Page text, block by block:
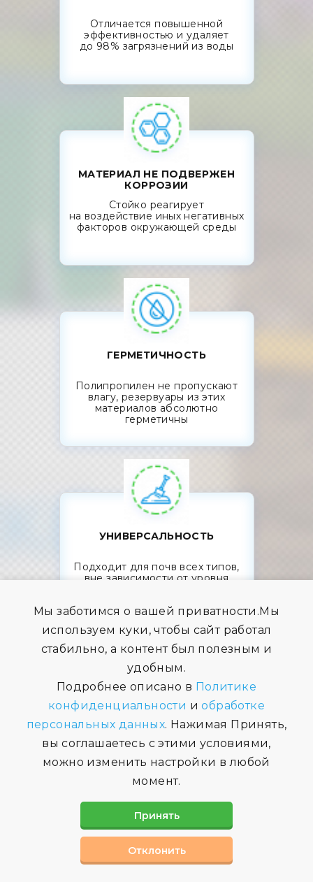
Отличается повышенной
эффективностью и удаляет
до 98% загрязнений из воды
МАТЕРИАЛ НЕ ПОДВЕРЖЕН
КОРРОЗИИ
Стойко реагирует
на воздействие иных негативных
факторов окружающей среды
ГЕРМЕТИЧНОСТЬ
Полипропилен не пропускают
влагу, резервуары из этих
материалов абсолютно
герметичны
УНИВЕРСАЛЬНОСТЬ
Подходит для почв всех типов,
вне зависимости от уровня
ЭНЕРГОНЕЗАВИСИМОСТЬ
При отключении электропитания
в течение некоторого времени
может работать автономно
Мы заботимся о вашей приватности.Мы
используем куки, чтобы сайт работал
стабильно, а контент был полезным и
удобным.
Подробнее описано в Политике
конфиденциальности иобработке
персональных данных. Нажимая Принять,
вы соглашаетесь с этими условиями,
можно изменить настройки в любой
момент.
Принять
Отклонить